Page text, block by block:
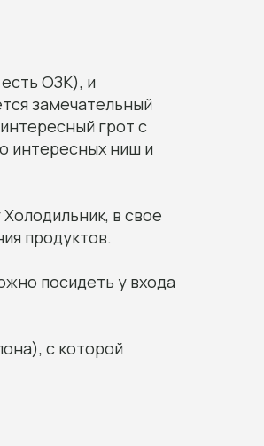
ОЗК), и
замечательный
грот с
интересных ниш и
в свое
продуктов.
посидеть у входа
с которой